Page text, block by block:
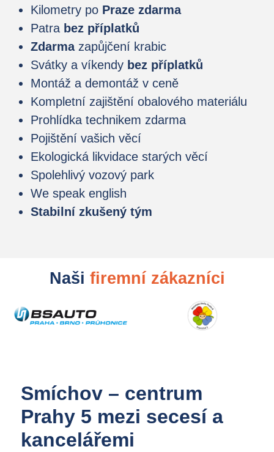
Kilometry po Praze zdarma
Patra bez příplatků
Zdarma zapůjčení krabic
Svátky a víkendy bez příplatků
Montáž a demontáž v ceně
Kompletní zajištění obalového materiálu
Prohlídka technikem zdarma
Pojištění vašich věcí
Ekologická likvidace starých věcí
Spolehlivý vozový park
We speak english
Stabilní zkušený tým
Naši firemní zákazníci
Smíchov – centrum
Prahy 5 mezi secesí a
kancelářemi